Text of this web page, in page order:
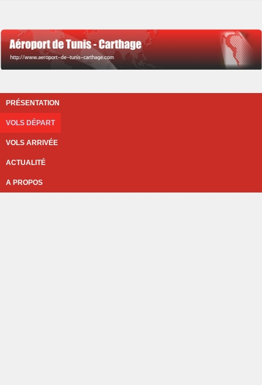
PRÉSENTATION
VOLS DÉPART
VOLS ARRIVÉE
ACTUALITÉ
A PROPOS